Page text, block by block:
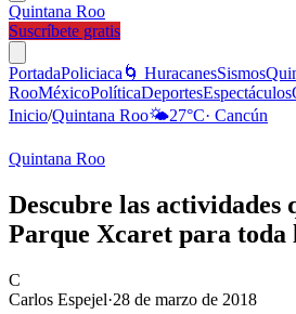
Quintana Roo
Suscríbete gratis
PortadaPoliciaca 🌀 HuracanesSismos
RooMéxicoPolíticaDeportesEspectáculos
Inicio/Quintana Roo🌤️27°C· Cancún
Quintana Roo
Descubre las actividades
Parque Xcaret para
C
Carlos Espejel·28 de marzo de 2018